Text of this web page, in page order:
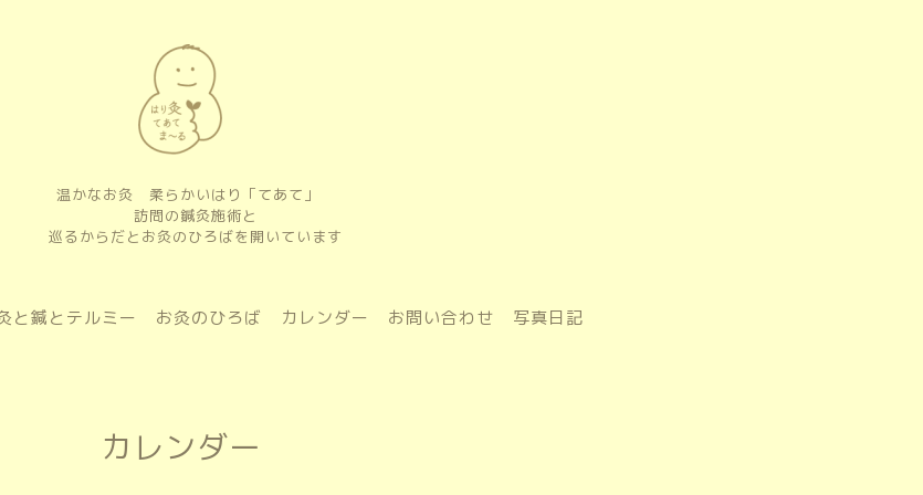
温かなお灸 柔らかいはり「てあて」
訪問の鍼灸施術と
巡るからだとお灸のひろばを開いています
と鍼とテルミー お灸のひろば カレンダー お問い合わせ 写真日記
カレンダー